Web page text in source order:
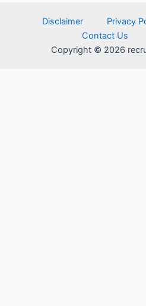
Disclaimer Privacy
Contact Us
Copyright © 2026